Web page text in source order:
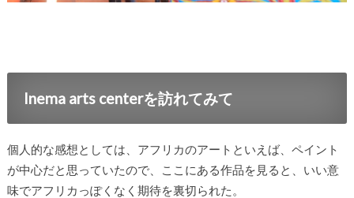
Inema arts centerを訪れてみて
個人的な感想としては、アフリカのアートといえば、ペイント
が中心だと思っていたので、ここにある作品を見ると、いい意
味でアフリカっぽくなく期待を裏切られた。